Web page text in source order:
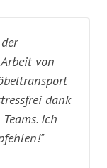
von
dank
Ich